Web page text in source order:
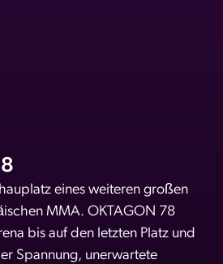
eines weiteren großen
MMA. OKTAGON 78
bis auf den letzten Platz und
Spannung, unerwartete